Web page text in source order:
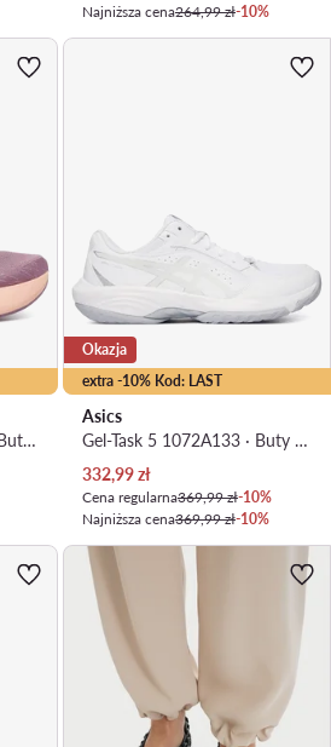
Najniższa cena264,99 zł-10%
Novablast 6 1012C008 · Buty do biegania
extra -10% Kod: LAST
Okazja
Asics
Gel-Task 5 1072A133 · Buty halowe
Aktualna cena
332,99zł
Cena regularna369,99 zł-10%
Najniższa cena369,99 zł-10%